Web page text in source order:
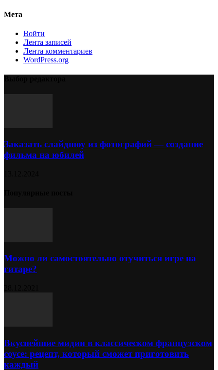
Мета
Войти
Лента записей
Лента комментариев
WordPress.org
Заказать слайдшоу из фотографий — создание
фильма на юбилей
Можно ли самостоятельно отучиться игре на
гитаре?
Вкуснейшие мидии в классическом французском
соусе: рецепт, который сможет приготовить
каждый